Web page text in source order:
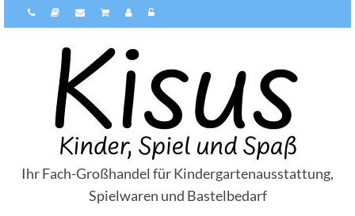
Ihr Fach-Großhandel für Kindergartenausstattung,
Spielwaren und Bastelbedarf